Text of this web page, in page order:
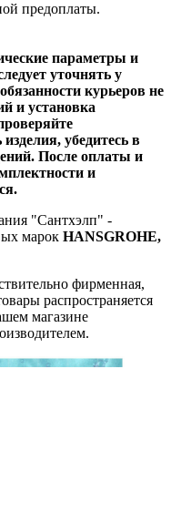
предоплаты.
параметры и
уточнять у
курьеров не
и установка
убедитесь в
После оплаты и
и
"Сантхэлп" -
марок HANSGROHE,
фирменная,
распространяется
магазине